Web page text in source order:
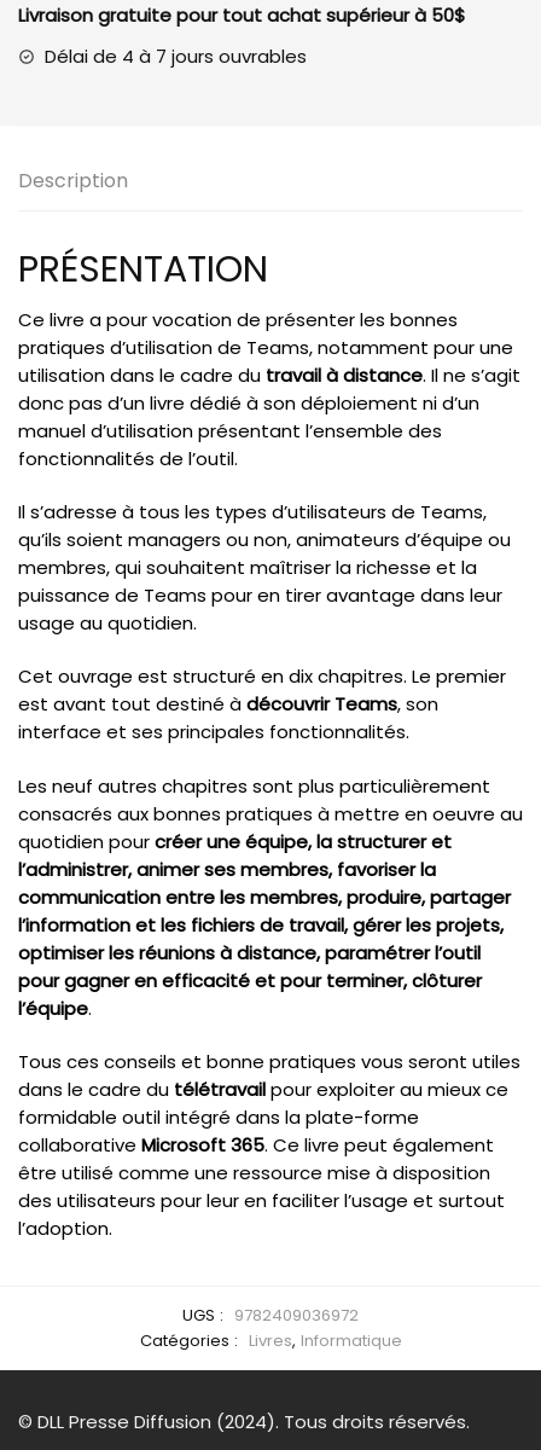
Livraison gratuite pour tout achat supérieur à 50$
Délai de 4 à 7 jours ouvrables
Description
PRÉSENTATION
Ce livre a pour vocation de présenter les bonnes
pratiques d’utilisation de Teams, notamment pour une
utilisation dans le cadre du travail à distance. Il ne s’agit
donc pas d’un livre dédié à son déploiement ni d’un
manuel d’utilisation présentant l’ensemble des
fonctionnalités de l’outil.
Il s’adresse à tous les types d’utilisateurs de Teams,
qu’ils soient managers ou non, animateurs d’équipe ou
membres, qui souhaitent maîtriser la richesse et la
puissance de Teams pour en tirer avantage dans leur
usage au quotidien.
Cet ouvrage est structuré en dix chapitres. Le premier
est avant tout destiné àdécouvrir Teams, son
interface et ses principales fonctionnalités.
Les neuf autres chapitres sont plus particulièrement
consacrés aux bonnes pratiques à mettre en oeuvre au
quotidien pourcréer une équipe, la structurer et
l’administrer, animer ses membres, favoriser la
communication entre les membres, produire, partager
l’information et les fichiers de travail, gérer les projets,
optimiser les réunions à distance, paramétrer l’outil
pour gagner en efficacité et pour terminer, clôturer
l’équipe.
Tous ces conseils et bonne pratiques vous seront utiles
dans le cadre du télétravailpour exploiter au mieux ce
formidable outil intégré dans la plate-forme
collaborative Microsoft 365. Ce livre peut également
être utilisé comme une ressource mise à disposition
des utilisateurs pour leur en faciliter l’usage et surtout
l’adoption.
UGS : 9782409036972
Catégories : Livres, Informatique
© DLL Presse Diffusion (2024). Tous droits réservés.